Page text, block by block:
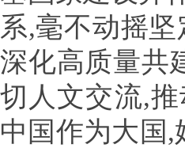
系,毫不动摇
深化高质量共
切人文交流,
中国作为大国